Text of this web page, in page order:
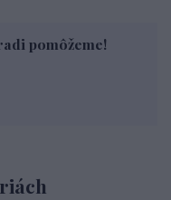
pomôžeme!